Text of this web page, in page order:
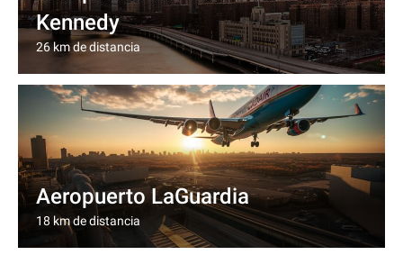
Kennedy
26 km de distancia
Aeropuerto LaGuardia
18 km de distancia